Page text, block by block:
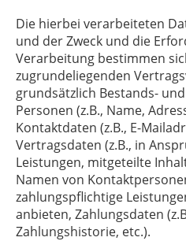
Die hierbei verarbeiteten
und der Zweck und die
Verarbeitung bestimmen
zugrundeliegenden
grundsätzlich Bestands-
Personen (z.B., Name,
Kontaktdaten (z.B., E-
Vertragsdaten (z.B., in
Leistungen, mitgeteilte
Namen von
zahlungspflichtige
anbieten, Zahlungsdaten
Zahlungshistorie, etc.).